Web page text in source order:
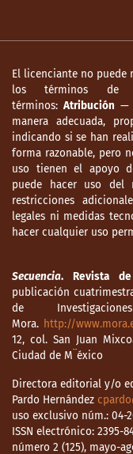
El licenciante no puede
los términos de
términos: Atribución —
manera adecuada,
indicando si se han
forma razonable, pero
uso tienen el apoyo
puede hacer uso del
restricciones
legales ni medidas
hacer cualquier uso
Secuencia. Revista
publicación
de
Mora. http://
12, col. San Juan
Ciudad de M¨éxico
Directora editorial y/o
Pardo Hernández
uso exclusivo núm.: 04-
ISSN electrónico: 2395-
número 2 (125), mayo-